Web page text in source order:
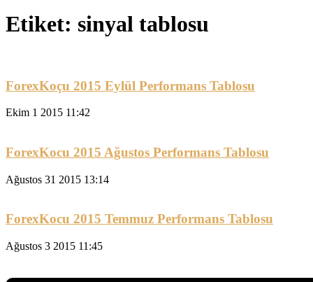
Etiket: sinyal tablosu
ForexKoçu 2015 Eylül Performans Tablosu
Ekim 1 2015 11:42
ForexKocu 2015 Ağustos Performans Tablosu
Ağustos 31 2015 13:14
ForexKocu 2015 Temmuz Performans Tablosu
Ağustos 3 2015 11:45